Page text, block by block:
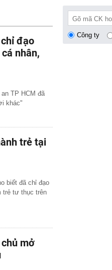
đạo
nhân,
TP HCM đã
khác"
trẻ tại
biết đã chỉ đạo
trẻ tư thục trên
mở
Công ty